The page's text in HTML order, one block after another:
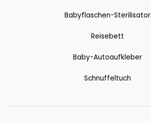
Babyflaschen-Sterilisator
Reisebett
Baby-Autoaufkleber
Schnuffeltuch